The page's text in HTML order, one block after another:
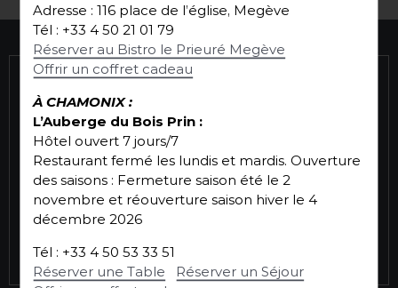
INSCRIVEZ-VOUS À NOTRE NEWSLETTER
J'accepte lapolitique de confidentialité
Adresse : 116 place de l’église, Megève
Tél : +33 4 50 21 01 79
Réserver au Bistro le Prieuré Megève
Offrir un coffret cadeau
À CHAMONIX :
L’Auberge du Bois Prin :
Hôtel ouvert 7 jours/7
Restaurant fermé les lundis et mardis.Ouverture
des saisons : Fermeture saison été le 2
novembre et réouverture saison hiver le 4
décembre 2026
Tél : +33 4 50 53 33 51
Réserver une Table
Réserver un Séjour